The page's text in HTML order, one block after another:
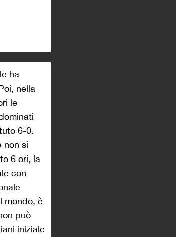
ha
nella
le
6-0.
non si
6 ori, la
con
mondo, è
può
iniziale